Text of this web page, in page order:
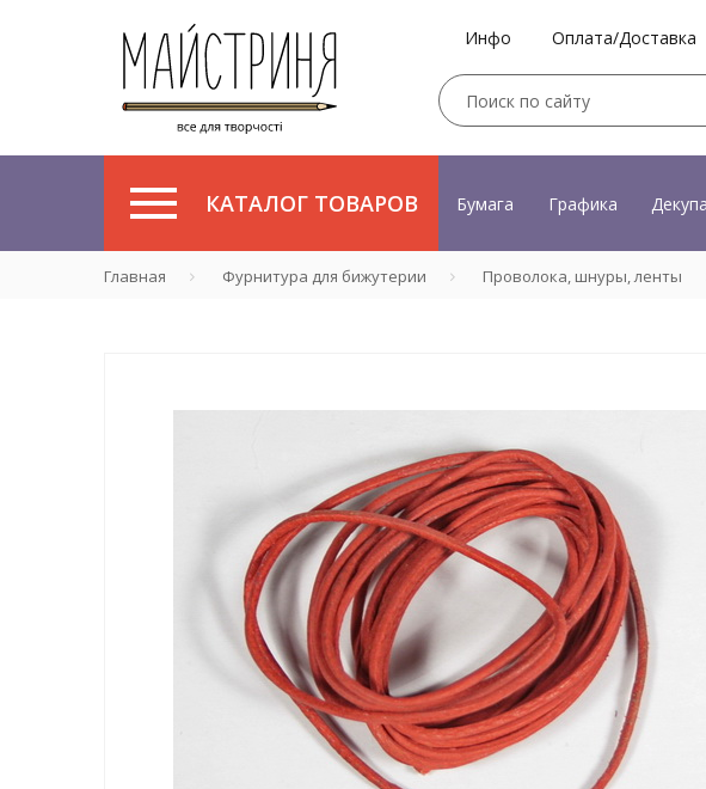
Инфо Оплата/Доставка
КАТАЛОГ ТОВАРОВ Бумага Графика
Главная Фурнитура для бижутерии Проволока, шнуры, ленты